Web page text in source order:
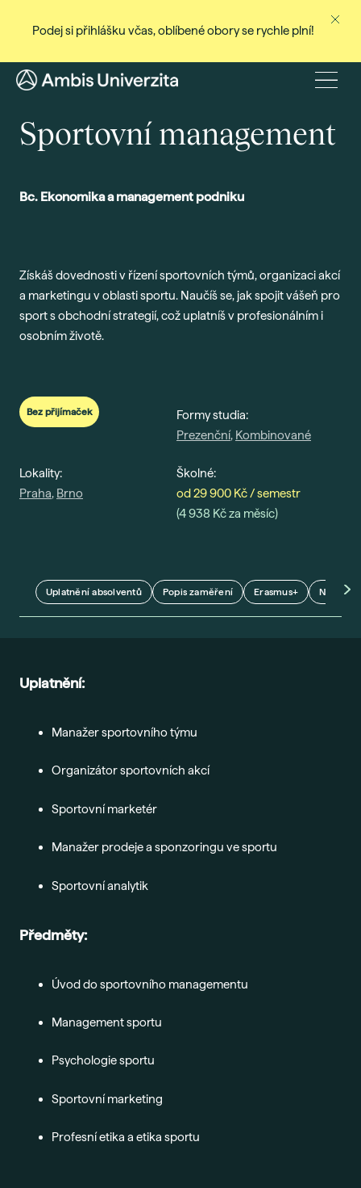
Menu
Sportovní management
Bc. Ekonomika a management podniku
Získáš dovednosti v řízení sportovních týmů, organizaci akcí
a marketingu v oblasti sportu. Naučíš se, jak spojit vášeň pro
sport s obchodní strategií, což uplatníš v profesionálním i
osobním životě.
Bez přijímaček
Formy studia:
Prezenční, Kombinované
Lokality:
Praha, Brno
Školné:
od 29 900 Kč / semestr
(4 938 Kč za měsíc)
Uplatnění absolventů Popis zaměření Erasmus+ Naši
Uplatnění:
Manažer sportovního týmu
Organizátor sportovních akcí
Sportovní marketér
Manažer prodeje a sponzoringu ve sportu
Sportovní analytik
Předměty:
Úvod do sportovního managementu
Management sportu
Psychologie sportu
Sportovní marketing
Profesní etika a etika sportu
Podej si přihlášku včas, oblíbené obory se rychle plní!